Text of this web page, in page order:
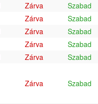
Zárva
Szabad
Zárva
Szabad
Zárva
Szabad
Zárva
Szabad
Zárva
Szabad
Zárva Szabad